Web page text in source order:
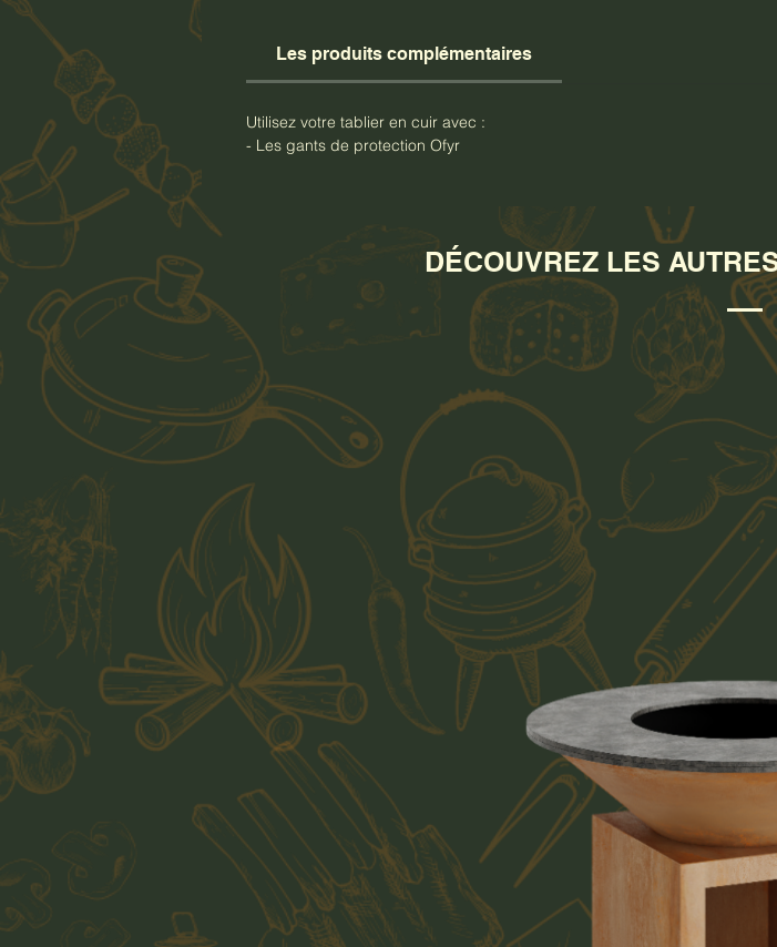
Les produits complémentaires
Utilisez votre tablier en cuir avec :
- Les gants de protection Ofyr
DÉCOUVREZ LES